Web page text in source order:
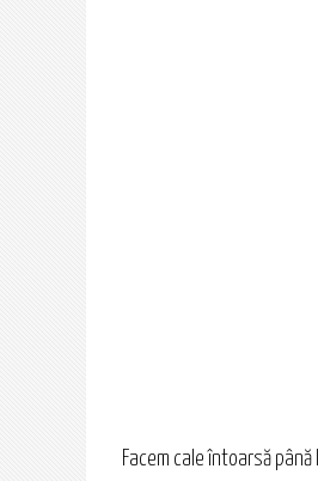
Facem cale întoarsă